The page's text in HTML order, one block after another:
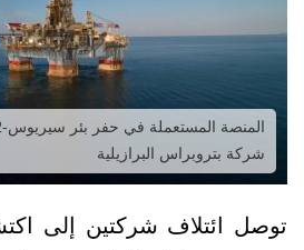
شركة بتروبراس البرازيلية
توصل ائتلاف شركتين إلى